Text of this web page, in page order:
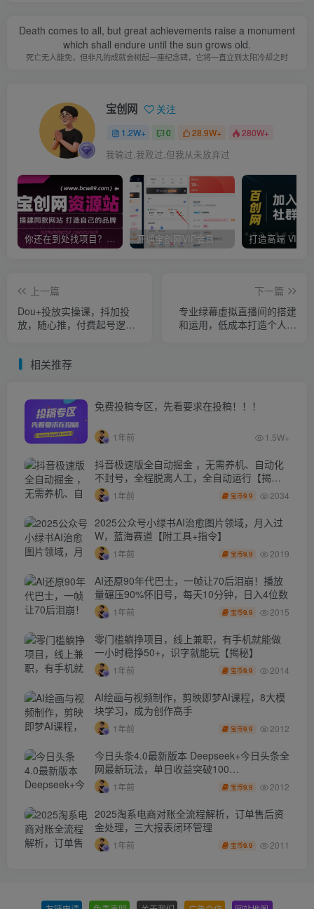
Death comes to all, but great achievements raise a monument
which shall endure until the sun grows old.
死亡无人能免，但非凡的成就会树起一座纪念碑，它将一直立到太阳冷却之时
宝创网 关注
1.2W+ 0 28.9W+ 280W+
我输过,我败过,但我从未放弃过
你还在到处找项目？还在当韭菜？我靠卖项目一个月收入5万+，曾经我也是个失败者。 开通宝创网VIP会员，尊享全站资源免费下载，享70%的推广提成！！【限时五折优惠】
上一篇
Dou+投放实操课，抖加投
放，随心推，付费起号逻
下一篇
专业绿幕虚拟直播间的搭建
和运用，低成本打造个人直
相关推荐
免费投稿专区，先看要求在投稿！！！
1年前 1.5W+
抖音极速版全自动掘金 ，无需养机、自动化
不封号，全程脱离人工，全自动运行【揭
秘】 1年前 宝币9.9 2034
2025公众号小绿书AI治愈图片领域，月入过
W，蓝海赛道【附工具+指令】
1年前 宝币9.9 2019
AI还原90年代巴士，一帧让70后泪崩！播放
量碾压90%怀旧号，每天10分钟，日入4位数
1年前 宝币9.9 2015
零门槛躺挣项目，线上兼职，有手机就能做
一小时稳挣50+，识字就能玩【揭秘】
1年前 宝币9.9 2014
AI绘画与视频制作，剪映即梦AI课程，8大模
块学习，成为创作高手
1年前 宝币9.9 2012
今日头条4.0最新版本 Deepseek+今日头条全
网最新玩法，单日收益突破100…
1年前 宝币9.9 2012
2025淘系电商对账全流程解析，订单售后资
金处理，三大报表闭环管理
1年前 宝币9.9 2011